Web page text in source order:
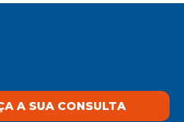
A SUA CONSULTA